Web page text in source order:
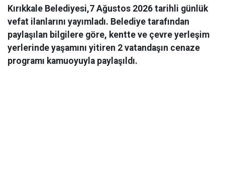
Kırıkkale Belediyesi,7 Ağustos 2026 tarihli günlük
vefat ilanlarını yayımladı. Belediye tarafından
paylaşılan bilgilere göre, kentte ve çevre yerleşim
yerlerinde yaşamını yitiren 2 vatandaşın cenaze
programı kamuoyuyla paylaşıldı.